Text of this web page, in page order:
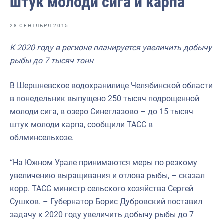
Отраслевые СМИ
Выставки и конференции
Научно-практическая литература
Рыбоохрана России
Отрасль в цифрах
Инфографика
Большая африканская экспедиция
Укрепление духовно-нравственных ценностей
События в России и мире
28 СЕНТЯБРЯ 2015
К 2020 году в регионе планируется увеличить добычу
рыбы до 7 тысяч тонн
В Шершневское водохранилице Челябинской области
в понедельник выпущено 250 тысяч подрощенной
молоди сига, в озеро Синеглазово – до 15 тысяч
штук молоди карпа, сообщили ТАСС в
облминсельхозе.
“На Южном Урале принимаются меры по резкому
увеличению выращивания и отлова рыбы, – сказал
корр. ТАСС министр сельского хозяйства Сергей
Сушков. – Губернатор Борис Дубровский поставил
задачу к 2020 году увеличить добычу рыбы до 7